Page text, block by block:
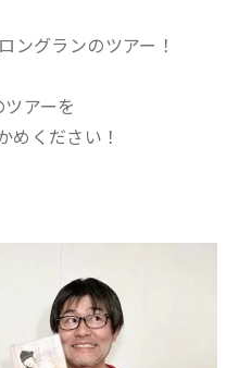
ングランのツアー！
アーを
めください！